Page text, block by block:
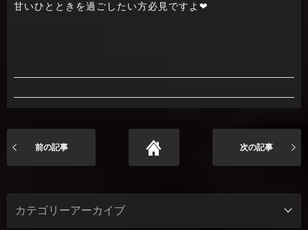
甘いひとときを過ごしたい方必見ですよ❤
前の記事 次の記事